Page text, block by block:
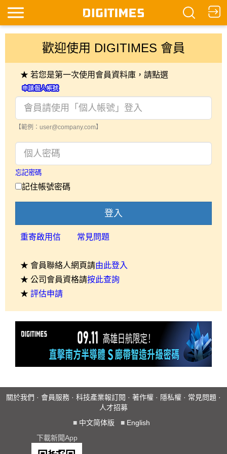
歡迎使用 DIGITIMES 會員
★ 若您是第一次使用會員資料庫，請點選
【範例：user@company.com】
忘記密碼
記住帳號密碼
登入
重寄啟用信 常見問題
★ 會員聯絡人網頁請由此登入
★ 公司會員資格請按此查詢
★ 評估申請
關於我們 · 會員服務 · 科技產業報訂閱 · 著作權 · 隱私權 · 常見問題 ·
人才招募
■ 中文简体版 ■ English
下載新聞App